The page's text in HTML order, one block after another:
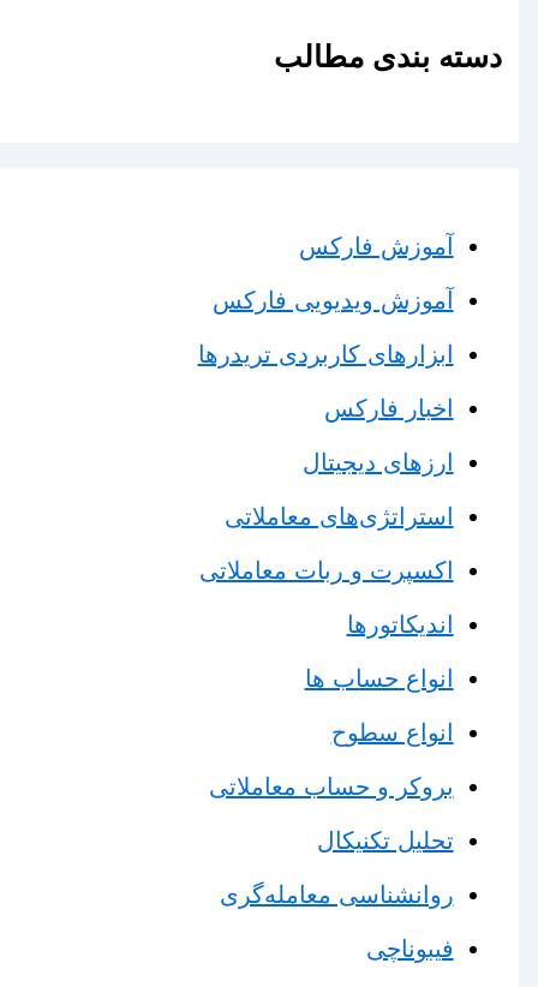
دسته بندی مطالب
آموزش فارکس
آموزش ویدیویی فارکس
ابزارهای کاربردی تریدرها
اخبار فارکس
ارزهای دیجیتال
استراتژی‌های معاملاتی
اکسپرت و ربات معاملاتی
اندیکاتورها
انواع حساب ها
انواع سطوح
بروکر و حساب معاملاتی
تحلیل تکنیکال
روانشناسی معامله‌گری
فیبوناچی